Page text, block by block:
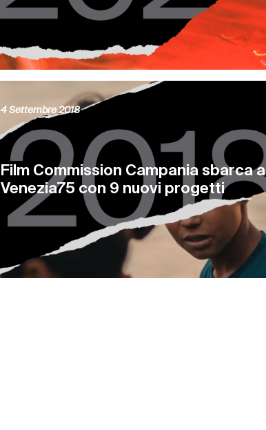
Film Commission Campania sbarca a
Venezia75 con 9 nuovi progetti
4 Settembre 2018